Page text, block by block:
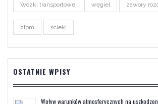
Wózki transportowe węgiel zawory
złom ścieki
OSTATNIE WPISY
Wpływ warunków atmosferycznych na